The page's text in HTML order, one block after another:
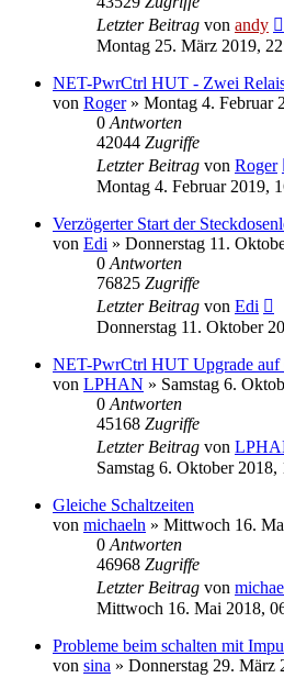
Letzter Beitrag von andy
Montag 25. März 2019,
NET-PwrCtrl HUT - Zwei
von Roger» Montag 4. Februar
0 Antworten
42044 Zugriffe
Letzter Beitrag von Roger
Montag 4. Februar 2019,
Verzögerter Start der
von Edi » Donnerstag 11.
0 Antworten
76825 Zugriffe
Letzter Beitrag von Edi
Donnerstag 11. Oktober
NET-PwrCtrl HUT Upgrade auf
von LPHAN » Samstag 6.
0 Antworten
45168 Zugriffe
Letzter Beitrag von
Samstag 6. Oktober 2018,
Gleiche Schaltzeiten
von michaeln » Mittwoch 16.
0 Antworten
46968 Zugriffe
Letzter Beitrag von
Mittwoch 16. Mai 2018,
Probleme beim schalten mit
von sina » Donnerstag 29. März